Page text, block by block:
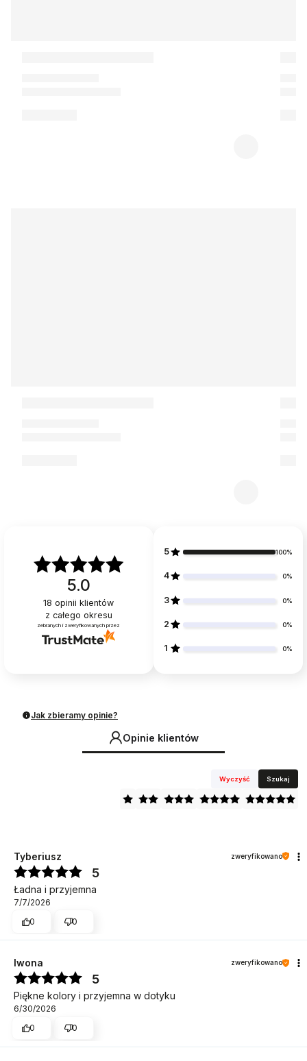
5.0
18 opinii klientów
z całego okresu
zebranych i zweryfikowanych przez
5 100%
4 0%
3 0%
2 0%
1 0%
Jak zbieramy opinie?
Opinie klientów
Wyczyść Szukaj
Tyberiusz zweryfikowano
5
Ładna i przyjemna
7/7/2026
0
0
Iwona zweryfikowano
5
Piękne kolory i przyjemna w dotyku
6/30/2026
0
0